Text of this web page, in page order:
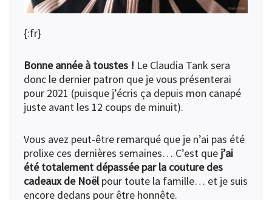
{:fr}
Bonne année à toustes ! Le Claudia Tank sera
donc le dernier patron que je vous présenterai
pour 2021 (puisque j’écris ça depuis mon canapé
juste avant les 12 coups de minuit).
Vous avez peut-être remarqué que je n’ai pas été
prolixe ces dernières semaines… C’est que j’ai
été totalement dépassée par la couture des
cadeaux de Noëlpour toute la famille… et je suis
encore dedans pour être honnête.